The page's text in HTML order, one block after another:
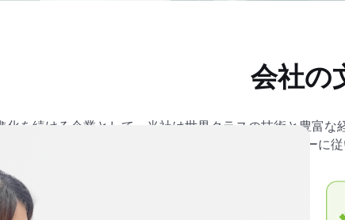
会社の
化を続ける企業として、当社は世界クラスの技術と豊富
し、スマートギャラクシーへ」というモットーに